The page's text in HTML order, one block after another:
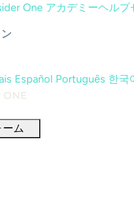
One アカデミーヘルプ
Español Português 한국
ーム